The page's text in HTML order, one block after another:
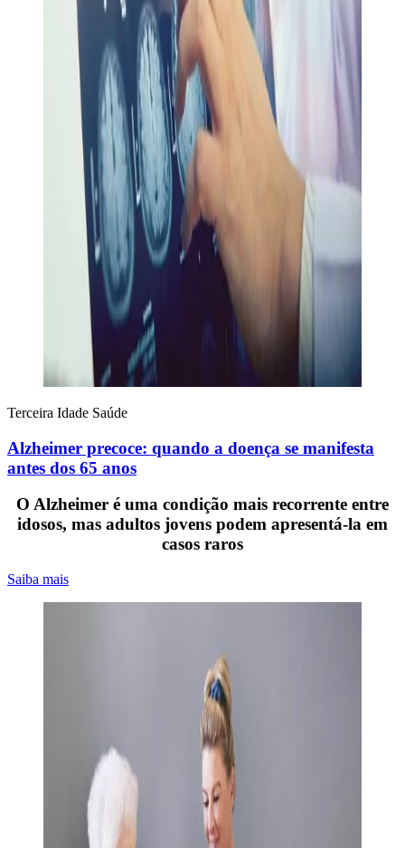
Terceira Idade Saúde
Alzheimer precoce: quando a doença se manifesta
antes dos 65 anos
O Alzheimer é uma condição mais recorrente entre
idosos, mas adultos jovens podem apresentá-la em
casos raros
Saiba mais